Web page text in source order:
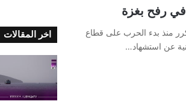
في رفح بغزة
يتكرر منذ بدء الحرب على قطاع
عن استشهاد…
اخر المقالات